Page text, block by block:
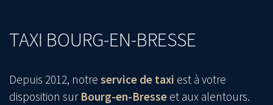
TAXI BOURG-EN-BRESSE
Depuis 2012, notre service de taxi est à votre
disposition sur Bourg-en-Bresse et aux alentours.